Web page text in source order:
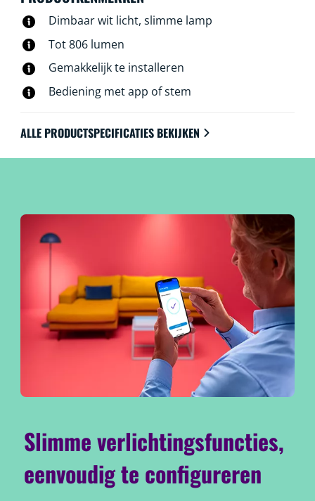
Dimbaar wit licht, slimme lamp
Tot 806 lumen
Gemakkelijk te installeren
Bediening met app of stem
ALLE PRODUCTSPECIFICATIES BEKIJKEN
Slimme verlichtingsfuncties,
eenvoudig te configureren